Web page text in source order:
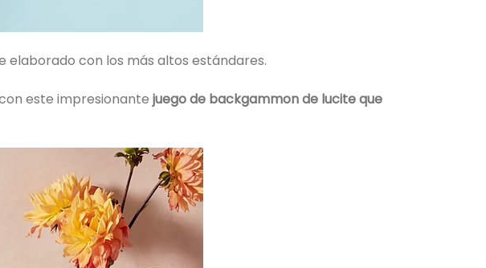
elaborado con los más altos estándares.
este impresionante juego de backgammon de lucite que